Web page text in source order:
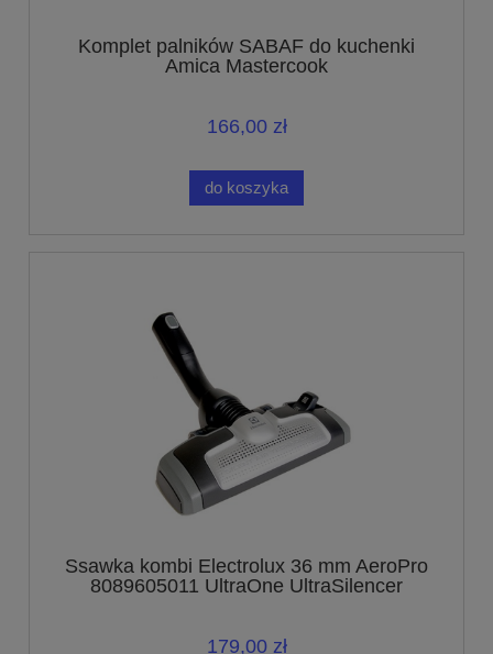
Komplet palników SABAF do kuchenki
Amica Mastercook
166,00 zł
do koszyka
Ssawka kombi Electrolux 36 mm AeroPro
8089605011 UltraOne UltraSilencer
179,00 zł